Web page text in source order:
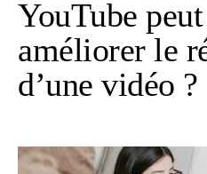
YouTube
améliorer le
d’une vidéo ?